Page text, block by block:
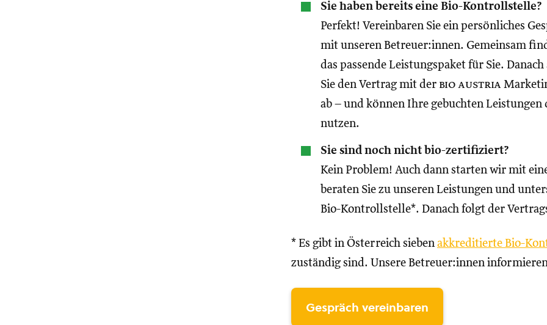
Sie haben bereits eine Bio-Kontrollstelle?
Perfekt! Vereinbaren Sie ein persönliches
mit unseren Betreuer:innen. Gemeinsam
das passende Leistungspaket für Sie.
Sie den Vertrag mit der bio austria
ab – und können Ihre gebuchten Leistungen
nutzen.
Sie sind noch nicht bio-zertifiziert?
Kein Problem! Auch dann starten wir mit
beraten Sie zu unseren Leistungen und
Bio-Kontrollstelle*. Danach folgt der
* Es gibt in Österreich siebenakkreditierte Bio-
zuständig sind. Unsere Betreuer:innen
Gespräch vereinbaren